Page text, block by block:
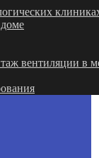
вентиляции в